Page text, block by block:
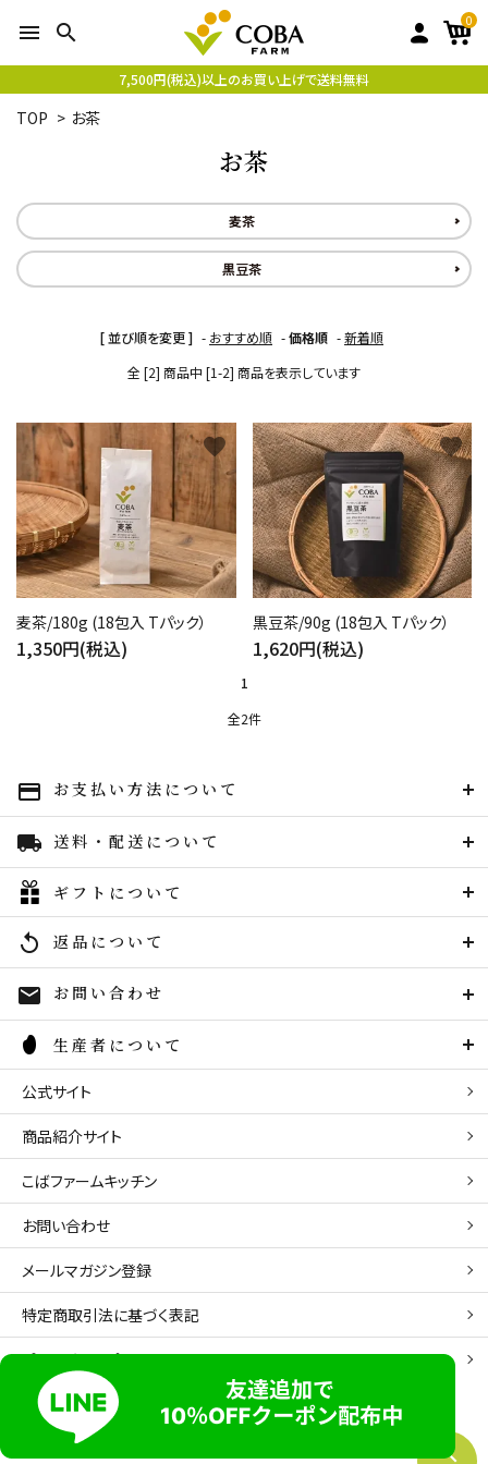
menu search 0
7,500円(税込)以上のお買い上げで送料無料
TOP > お茶
お茶
麦茶
黒豆茶
[ 並び順を変更 ] - おすすめ順 -価格順 -新着順
全 [2] 商品中 [1-2] 商品を表示しています
麦茶/180g (18包入 Tパック）
1,350円(税込)
favorite
黒豆茶/90g (18包入 Tパック）
1,620円(税込)
favorite
1
全2件
zoom_in
キーワード
検索する
close
payment お支払い方法について
local_shipping 送料・配送について
ギフトについて
replay 返品について
mail お問い合わせ
生産者について
公式サイト
商品紹介サイト
こばファームキッチン
お問い合わせ
メールマガジン登録
特定商取引法に基づく表記
プライバシーポリシー